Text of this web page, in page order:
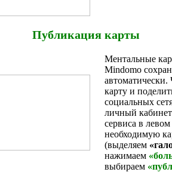
Публикация карты
Ментальные
Mindomo
карту и
социальных
личный
сервиса в
необходимую
(выделяем
нажимаем
выбираем